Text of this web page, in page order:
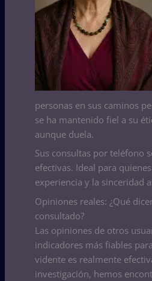
personas en sus caminos
se ha mantenido fiel a su
aunque duela.
Sus consultas por teléfono
efectivas. Ideal para
experiencia y la sinceridad
Opiniones reales: ¿Qué
consultado?
Las opiniones de otros
indicadores más fiables
vidente es realmente
investigación, hemos